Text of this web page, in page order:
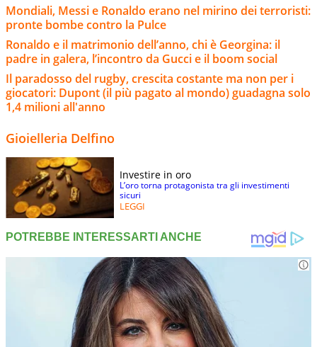
Mondiali, Messi e Ronaldo erano nel mirino dei terroristi:
pronte bombe contro la Pulce
Ronaldo e il matrimonio dell’anno, chi è Georgina: il
padre in galera, l’incontro da Gucci e il boom social
Il paradosso del rugby, crescita costante ma non per i
giocatori: Dupont (il più pagato al mondo) guadagna solo
1,4 milioni all'anno
Gioielleria Delfino
Investire in oro
L’oro torna protagonista tra gli investimenti
sicuri
LEGGI